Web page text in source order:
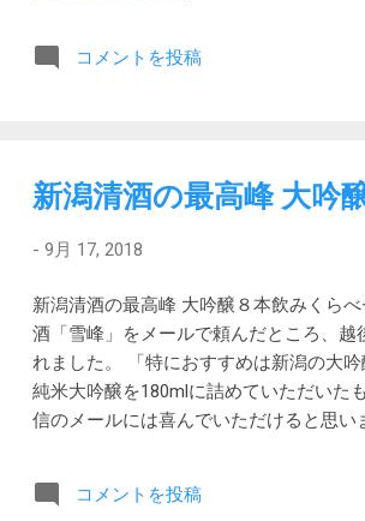
ィドームS。 メ
サイドに入口が
です。 極寒の北
が出来ます。 小
サイトで有効で
バスルームに干
まりやすいと言
ースに入れても
ンプに行こうと
コメントを投稿
新潟清酒の最高峰 大吟
- 9月 17, 2018
新潟清酒の最高峰 大吟醸８本飲みくら
酒「雪峰」をメールで頼んだところ、
れました。 「特におすすめは新潟の大
純米大吟醸を180mlに詰めていただいた
信のメールには喜んでいただけると思
てしまった以上劣化しないうちにさっ
以外はどれもこれもうまい！ 値段を見
コメントを投稿